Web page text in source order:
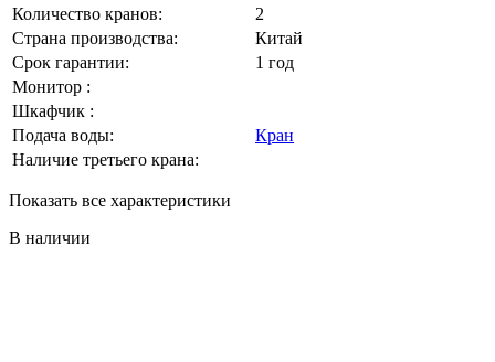
Количество кранов:
2
Страна производства:
Китай
Срок гарантии:
1 год
Монитор :
Шкафчик :
Подача воды:
Кран
Наличие третьего крана:
Показать все характеристики
В наличии